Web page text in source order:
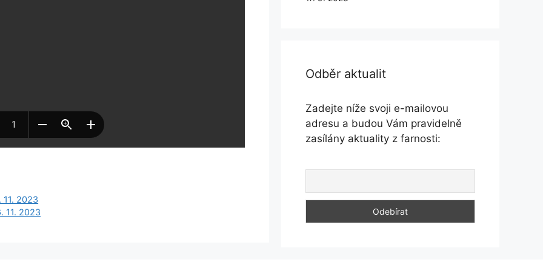
11. 2023
11. 2023
Odběr aktualit
Zadejte níže svoji e-mailovou
adresu a budou Vám pravidelně
zasílány aktuality z farnosti: